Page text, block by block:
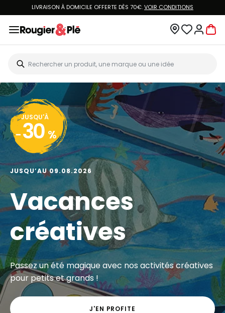
LIVRAISON À DOMICILE OFFERTE DÈS 70€.VOIR CONDITIONS
JUSQU'À
- 30 %
JUSQU’AU 09.08.2026
Vacances
créatives
Passez un été magique avec nos activités créatives
pour petits et grands !
J'EN PROFITE